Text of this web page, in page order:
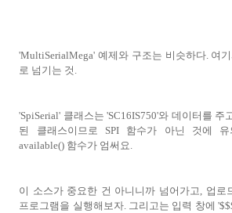
'MultiSerialMega' 예제와 구조는 비슷하다. 여
로 넘기는 것.
'SpiSerial' 클래스는 'SC16IS750'와 데이터를 주
된 클래스이므로 SPI 함수가 아닌 것에 유
available() 함수가 엄써요.
이 소스가 중요한 건 아니니까 넘어가고, 업로
프로그램을 실행해보자. 그리고는 입력 창에